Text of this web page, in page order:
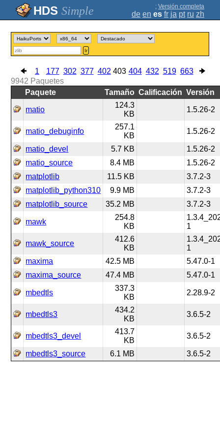
Simple ; Versión completa
de en es fr ja pt ru zh
Ir
1 177 302 377 402 403 404 432 519 663
9942 Paquetes
Paquete
Tamaño Calificación Versión
matio
124.3
KB
1.5.26-2
matio_debuginfo
257.1
KB
1.5.26-2
matio_devel 5.7 KB
1.5.26-2
matio_source
8.4 MB
1.5.26-2
matplotlib
11.5 KB
3.7.2-3
matplotlib_python310
9.9 MB
3.7.2-3
matplotlib_source
35.2 MB 3.7.2-3
mawk
254.8
KB
1
mawk_source
412.6
KB
1
maxima
42.5 MB
5.47.0-1
maxima_source
47.4 MB 5.47.0-1
mbedtls
337.3
KB
2.28.9-2
mbedtls3
434.2
KB
3.6.5-2
mbedtls3_devel
413.7
KB
3.6.5-2
mbedtls3_source 6.1 MB 3.6.5-2